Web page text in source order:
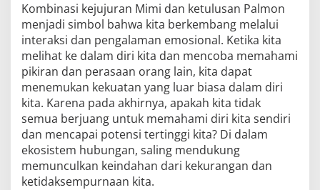
Kombinasi kejujuran Mimi dan ketulusan Palmon
menjadi simbol bahwa kita berkembang melalui
interaksi dan pengalaman emosional. Ketika kita
melihat ke dalam diri kita dan mencoba memahami
pikiran dan perasaan orang lain, kita dapat
menemukan kekuatan yang luar biasa dalam diri
kita. Karena pada akhirnya, apakah kita tidak
semua berjuang untuk memahami diri kita sendiri
dan mencapai potensi tertinggi kita? Di dalam
ekosistem hubungan, saling mendukung
memunculkan keindahan dari kekurangan dan
ketidaksempurnaan kita.